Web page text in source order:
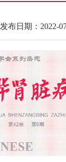
发布日期：2022-